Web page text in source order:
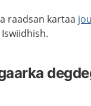
raadsan kartaa